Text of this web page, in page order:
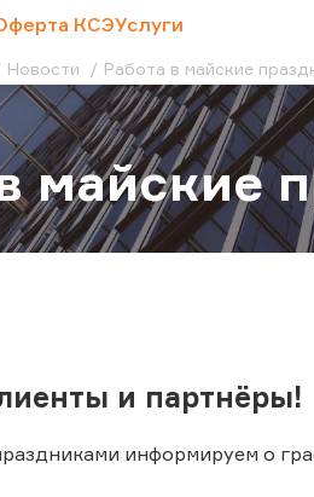
КСЭУслуги
Новости Работа в майские
майские
и партнёры!
информируем о